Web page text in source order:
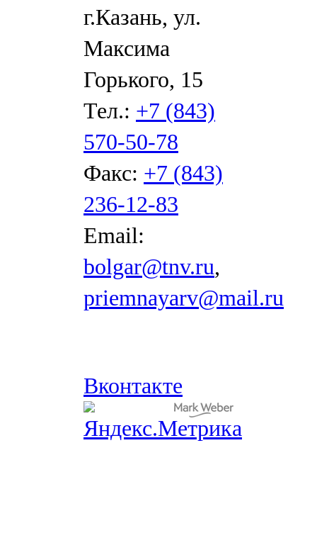
г.Казань, ул.
Максима
Горького, 15
Тел.: +7 (843)
570-50-78
Факс: +7 (843)
236-12-83
Email:
bolgar@tnv.ru,
priemnayarv@mail.ru
Вконтакте